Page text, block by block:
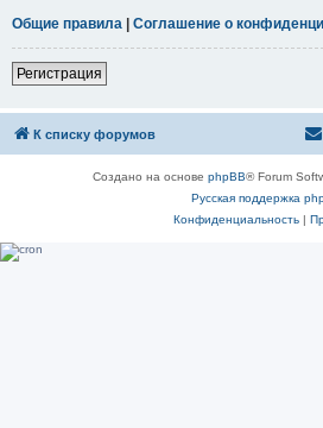
Общие правила | Соглашение о
Регистрация
К списку форумов
Создано на основе phpBB® Forum
Русская поддержка
Конфиденциальность|